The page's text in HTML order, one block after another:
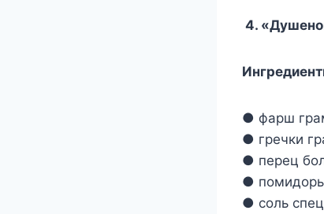
4.
● фарш
● гречки
● перец
●
● соль